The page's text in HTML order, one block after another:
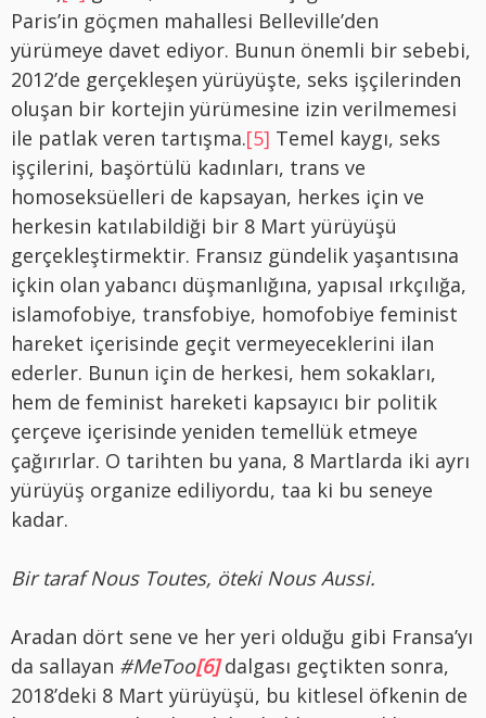
Paris’in göçmen mahallesi Belleville’den
yürümeye davet ediyor. Bunun önemli bir sebebi,
2012’de gerçekleşen yürüyüşte, seks işçilerinden
oluşan bir kortejin yürümesine izin verilmemesi
ile patlak veren tartışma.[5] Temel kaygı, seks
işçilerini, başörtülü kadınları, trans ve
homoseksüelleri de kapsayan, herkes için ve
herkesin katılabildiği bir 8 Mart yürüyüşü
gerçekleştirmektir. Fransız gündelik yaşantısına
içkin olan yabancı düşmanlığına, yapısal ırkçılığa,
islamofobiye, transfobiye, homofobiye feminist
hareket içerisinde geçit vermeyeceklerini ilan
ederler. Bunun için de herkesi, hem sokakları,
hem de feminist hareketi kapsayıcı bir politik
çerçeve içerisinde yeniden temellük etmeye
çağırırlar. O tarihten bu yana, 8 Martlarda iki ayrı
yürüyüş organize ediliyordu, taa ki bu seneye
kadar.
Bir taraf Nous Toutes, öteki Nous Aussi.
Aradan dört sene ve her yeri olduğu gibi Fransa’yı
da sallayan #MeToo[6]dalgası geçtikten sonra,
2018’deki 8 Mart yürüyüşü, bu kitlesel öfkenin de